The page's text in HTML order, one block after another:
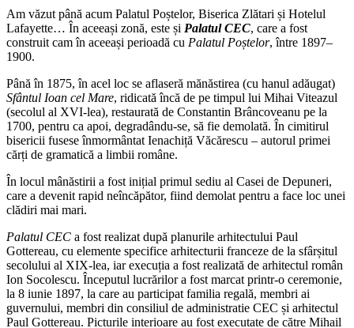
Am văzut până acum Palatul Poștelor, Biserica Zlătari și Hotelul
Lafayette… În aceeași zonă, este și Palatul CEC, care a fost
construit cam în aceeași perioadă cu Palatul Poștelor, între 1897–
1900.
Până în 1875, în acel loc se aflaseră mănăstirea (cu hanul adăugat)
Sfântul Ioan cel Mare, ridicată încă de pe timpul lui Mihai Viteazul
(secolul al XVI-lea), restaurată de Constantin Brâncoveanu pe la
1700, pentru ca apoi, degradându-se, să fie demolată. În cimitirul
bisericii fusese înmormântat Ienachiță Văcărescu – autorul primei
cărți de gramatică a limbii române.
În locul mânăstirii a fost inițial primul sediu al Casei de Depuneri,
care a devenit rapid neîncăpător, fiind demolat pentru a face loc unei
clădiri mai mari.
Palatul CEC a fost realizat după planurile arhitectului Paul
Gottereau, cu elemente specifice arhitecturii franceze de la sfârșitul
secolului al XIX-lea, iar execuția a fost realizată de arhitectul român
Ion Socolescu. Începutul lucrărilor a fost marcat printr-o ceremonie,
la 8 iunie 1897, la care au participat familia regală, membri ai
guvernului, membri din consiliul de administratie CEC și arhitectul
Paul Gottereau. Picturile interioare au fost executate de către Mihail